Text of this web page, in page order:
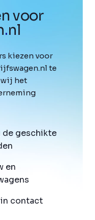
voor
.nl
kiezen voor
te
wij het
de geschikte
en
contact